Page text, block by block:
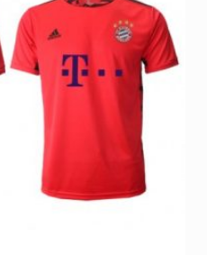
pot
alese
produsului.